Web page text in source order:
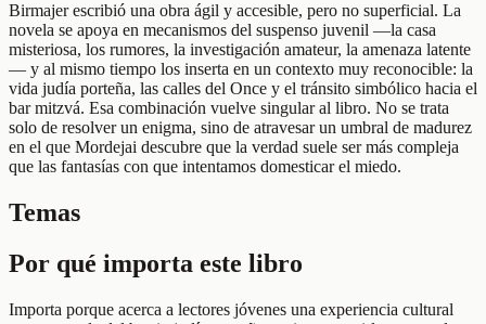
Birmajer escribió una obra ágil y accesible, pero no superficial. La
novela se apoya en mecanismos del suspenso juvenil —la casa
misteriosa, los rumores, la investigación amateur, la amenaza latente
— y al mismo tiempo los inserta en un contexto muy reconocible: la
vida judía porteña, las calles del Once y el tránsito simbólico hacia el
bar mitzvá. Esa combinación vuelve singular al libro. No se trata
solo de resolver un enigma, sino de atravesar un umbral de madurez
en el que Mordejai descubre que la verdad suele ser más compleja
que las fantasías con que intentamos domesticar el miedo.
Temas
Por qué importa este libro
Importa porque acerca a lectores jóvenes una experiencia cultural